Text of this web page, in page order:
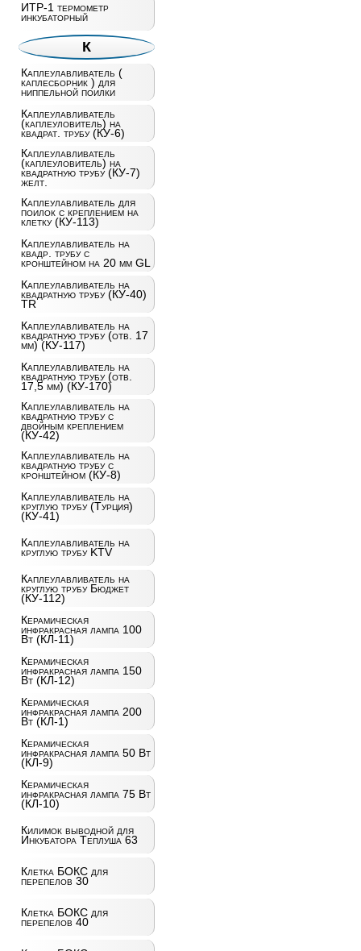
ИТР-1 термометр
инкубаторный
К
Каплеулавливатель (
каплесборник ) для
ниппельной поилки
Каплеулавливатель
(каплеуловитель) на
квадрат. трубу (КУ-6)
Каплеулавливатель
(каплеуловитель) на
квадратную трубу (КУ-7)
желт.
Каплеулавливатель для
поилок с креплением на
клетку (КУ-113)
Каплеулавливатель на
квадр. трубу с
кронштейном на 20 мм GL
Каплеулавливатель на
квадратную трубу (КУ-40)
TR
Каплеулавливатель на
квадратную трубу (отв. 17
мм) (КУ-117)
Каплеулавливатель на
квадратную трубу (отв.
17,5 мм) (КУ-170)
Каплеулавливатель на
квадратную трубу с
двойным креплением
(КУ-42)
Каплеулавливатель на
квадратную трубу с
кронштейном (КУ-8)
Каплеулавливатель на
круглую трубу (Турция)
(КУ-41)
Каплеулавливатель на
круглую трубу KTV
Каплеулавливатель на
круглую трубу Бюджет
(КУ-112)
Керамическая
инфракрасная лампа 100
Вт (КЛ-11)
Керамическая
инфракрасная лампа 150
Вт (КЛ-12)
Керамическая
инфракрасная лампа 200
Вт (КЛ-1)
Керамическая
инфракрасная лампа 50 Вт
(КЛ-9)
Керамическая
инфракрасная лампа 75 Вт
(КЛ-10)
Килимок выводной для
Инкубатора Теплуша 63
Клетка БОКС для
перепелов 30
Клетка БОКС для
перепелов 40